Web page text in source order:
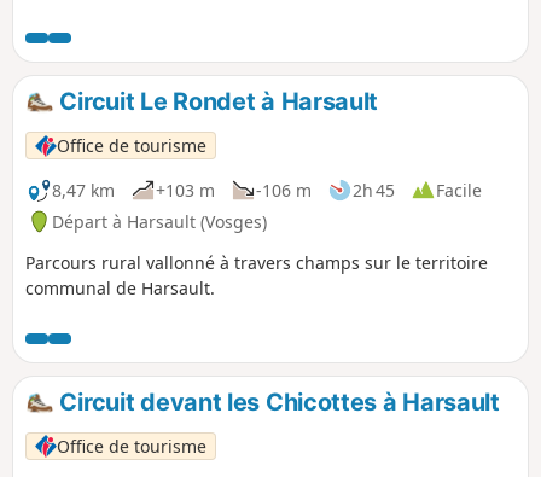
Circuit Le Rondet à Harsault
Office de tourisme
8,47 km
+103 m -106 m 2h 45
Facile
Départ à Harsault (Vosges)
Parcours rural vallonné à travers champs sur le territoire
communal de Harsault.
Circuit devant les Chicottes à Harsault
Office de tourisme